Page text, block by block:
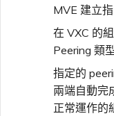
Versa SD-WAN
VMware SD-WAN
使用 MVE 主控台
單一登入（SSO）功能
單一登入（SSO）常
MVE 建立
在 VXC 的
Peering 類
指定的
兩端自動完
正常運作的